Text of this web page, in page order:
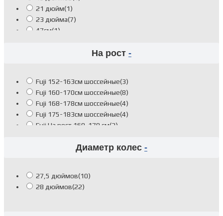
21 дюйм(1)
23 дюйма(7)
47см(1)
Fuji M 55см рост 168-178см(1)
Fuji XS 49см рост 152-163см(2)
На рост -
Fuji 152-163см шоссейные(3)
Fuji 160-170см шоссейные(8)
Fuji 168-178см шоссейные(4)
Fuji 175-183см шоссейные(4)
Fuji На рост 160-170 см(2)
Fuji На рост 173-181 см(1)
Диаметр колес -
27,5 дюймов(10)
28 дюймов(22)